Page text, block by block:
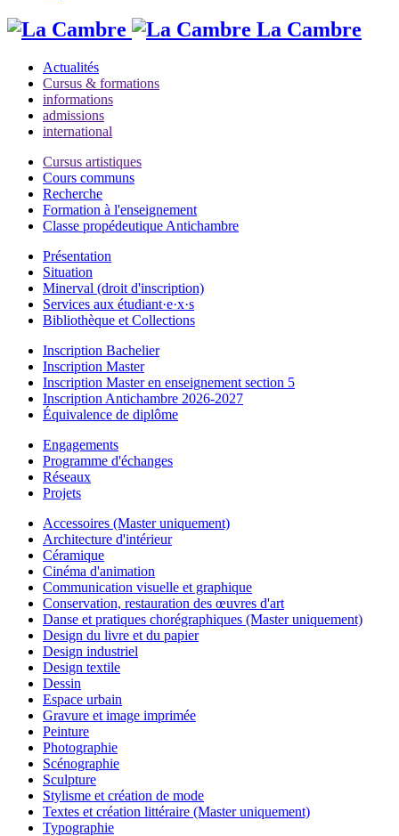
La Cambre
Actualités
Cursus & formations
informations
admissions
international
Cursus artistiques
Cours communs
Recherche
Formation à l'enseignement
Classe propédeutique Antichambre
Présentation
Situation
Minerval (droit d'inscription)
Services aux étudiant·e·x·s
Bibliothèque et Collections
Inscription Bachelier
Inscription Master
Inscription Master en enseignement section 5
Inscription Antichambre 2026-2027
Équivalence de diplôme
Engagements
Programme d'échanges
Réseaux
Projets
Accessoires (Master uniquement)
Architecture d'intérieur
Céramique
Cinéma d'animation
Communication visuelle et graphique
Conservation, restauration des œuvres d'art
Danse et pratiques chorégraphiques (Master uniquement)
Design du livre et du papier
Design industriel
Design textile
Dessin
Espace urbain
Gravure et image imprimée
Peinture
Photographie
Scénographie
Sculpture
Stylisme et création de mode
Textes et création littéraire (Master uniquement)
Typographie